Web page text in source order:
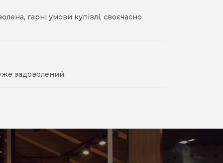
гарні умови купівлі, своєчасно
задоволений.